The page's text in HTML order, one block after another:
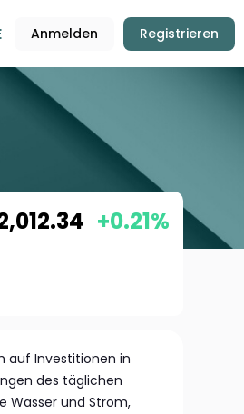
Anmelden Registrieren
+0.21%
auf Investitionen in
des täglichen
Wasser und Strom,